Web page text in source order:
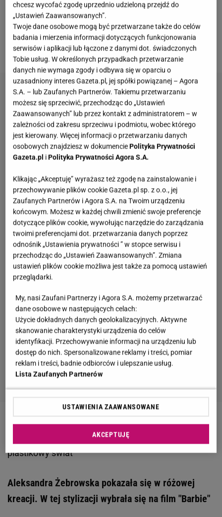
Często jest krytykowana przez internautów za
pewność siebie w sieci.Kobieta ma jednak szerokie
grono wiernych fanów, którzy kibicują jej w
działaniach.
Zobacz wideoMałgorzata Rozenek-Majdan o filmie
"Barbie". Radosław jest lepszy od Kena. Lubi
plastikowy świat
Aleksandra Żebrowska pokazała się w różowej
kreacji. W tej stylizacji wybrała się na film "Barbie"
chcesz wycofać zgodę uprzednio udzieloną przejdź do
„Ustawień Zaawansowanych”.
Twoje dane osobowe mogą być przetwarzane także do celów
badania i mierzenia informacji dotyczących funkcjonowania
serwisów i aplikacji lub łączone z danymi dot. świadczonych
Tobie usług. W określonych przypadkach przetwarzanie
danych nie wymaga zgody i odbywa się w oparciu o
uzasadniony interes Gazeta.pl, jej spółki powiązanej – Agora
S.A. – lub Zaufanych Partnerów. Takiemu przetwarzaniu
możesz się sprzeciwić, przechodząc do „Ustawień
Zaawansowanych” lub przez kontakt z administratorem – w
zależności od zakresu sprzeciwu i podmiotu, wobec którego
jest kierowany. Więcej informacji o przetwarzaniu danych
osobowych znajdziesz w dokumenciePolityka Prywatności
Gazeta.pl iPolityka Prywatności Agora S.A.
Klikając „Akceptuję” wyrażasz też zgodę na zainstalowanie i
przechowywanie plików cookie Gazeta.pl sp. z o.o., jej
Zaufanych Partnerów i Agora S.A. na Twoim urządzeniu
końcowym. Możesz w każdej chwili zmienić swoje preferencje
dotyczące plików cookie, wywołując narzędzie do zarządzania
twoimi preferencjami dot. przetwarzania danych poprzez
odnośnik „Ustawienia prywatności ” w stopce serwisu i
przechodząc do „Ustawień Zaawansowanych”. Zmiana
ustawień plików cookie możliwa jest także za pomocą ustawień
przeglądarki.
My, nasi Zaufani Partnerzy i Agora S.A. możemy przetwarzać
dane osobowe w następujących celach:
Użycie dokładnych danych geolokalizacyjnych. Aktywne
skanowanie charakterystyki urządzenia do celów
identyfikacji. Przechowywanie informacji na urządzeniu lub
dostęp do nich. Spersonalizowane reklamy i treści, pomiar
reklam i treści, badnie odbiorców i ulepszanie usług.
Lista Zaufanych Partnerów
USTAWIENIA ZAAWANSOWANE
AKCEPTUJĘ